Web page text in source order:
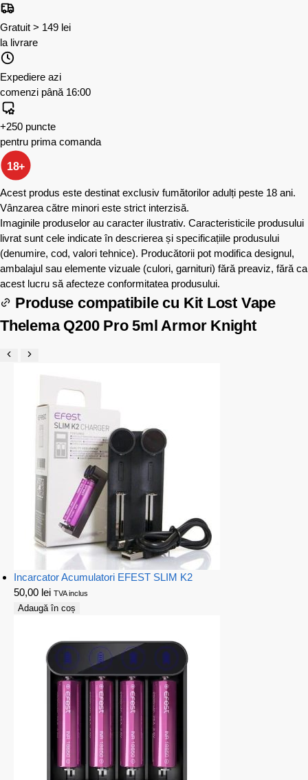
Gratuit > 149 lei
la livrare
Expediere azi
comenzi până 16:00
+250 puncte
pentru prima comanda
18+
Acest produs este destinat exclusiv fumătorilor adulți peste 18 ani.
Vânzarea către minori este strict interzisă.
Imaginile produselor au caracter ilustrativ. Caracteristicile produsului
livrat sunt cele indicate în descrierea și specificațiile produsului
(denumire, cod, valori tehnice). Producătorii pot modifica designul,
ambalajul sau elemente vizuale (culori, garnituri) fără preaviz, fără ca
acest lucru să afecteze conformitatea produsului.
Produse compatibile cu Kit Lost Vape
Thelema Q200 Pro 5ml Armor Knight
Incarcator Acumulatori EFEST SLIM K2
50,00 lei TVA inclus
Adaugă în coș